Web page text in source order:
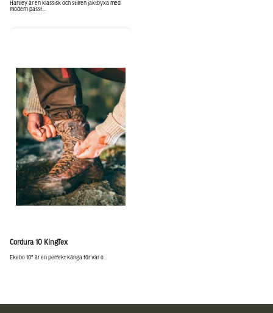
Hartley är en klassisk och stilren jaktbyxa med
modern passf...
Cordura 10 KingTex
Ekebo 10″ är en perfekt känga för vår o...